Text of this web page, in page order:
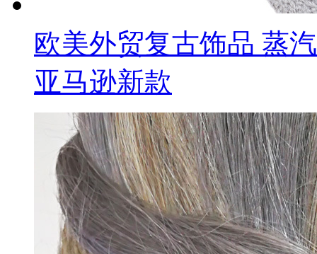
欧美外贸复古饰品 蒸
亚马逊新款